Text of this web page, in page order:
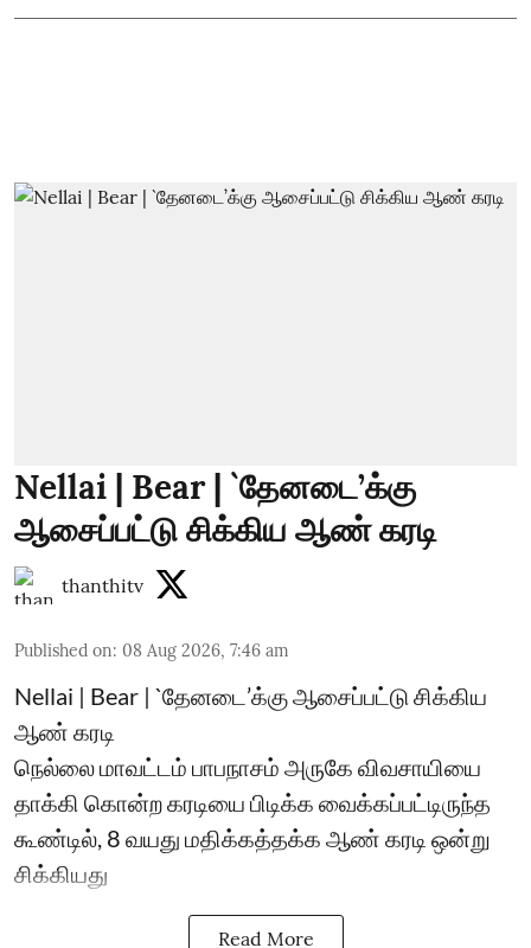
Nellai | Bear | `தேனடை’க்கு
ஆசைப்பட்டு சிக்கிய ஆண் கரடி
thanthitv
Published on: 08 Aug 2026, 7:46 am
Nellai | Bear | `தேனடை’க்கு ஆசைப்பட்டு சிக்கிய
ஆண் கரடி
நெல்லை மாவட்டம் பாபநாசம் அருகே விவசாயியை
தாக்கி கொன்ற கரடியை பிடிக்க வைக்கப்பட்டிருந்த
கூண்டில், 8 வயது மதிக்கத்தக்க ஆண் கரடி ஒன்று
சிக்கியது
Read More